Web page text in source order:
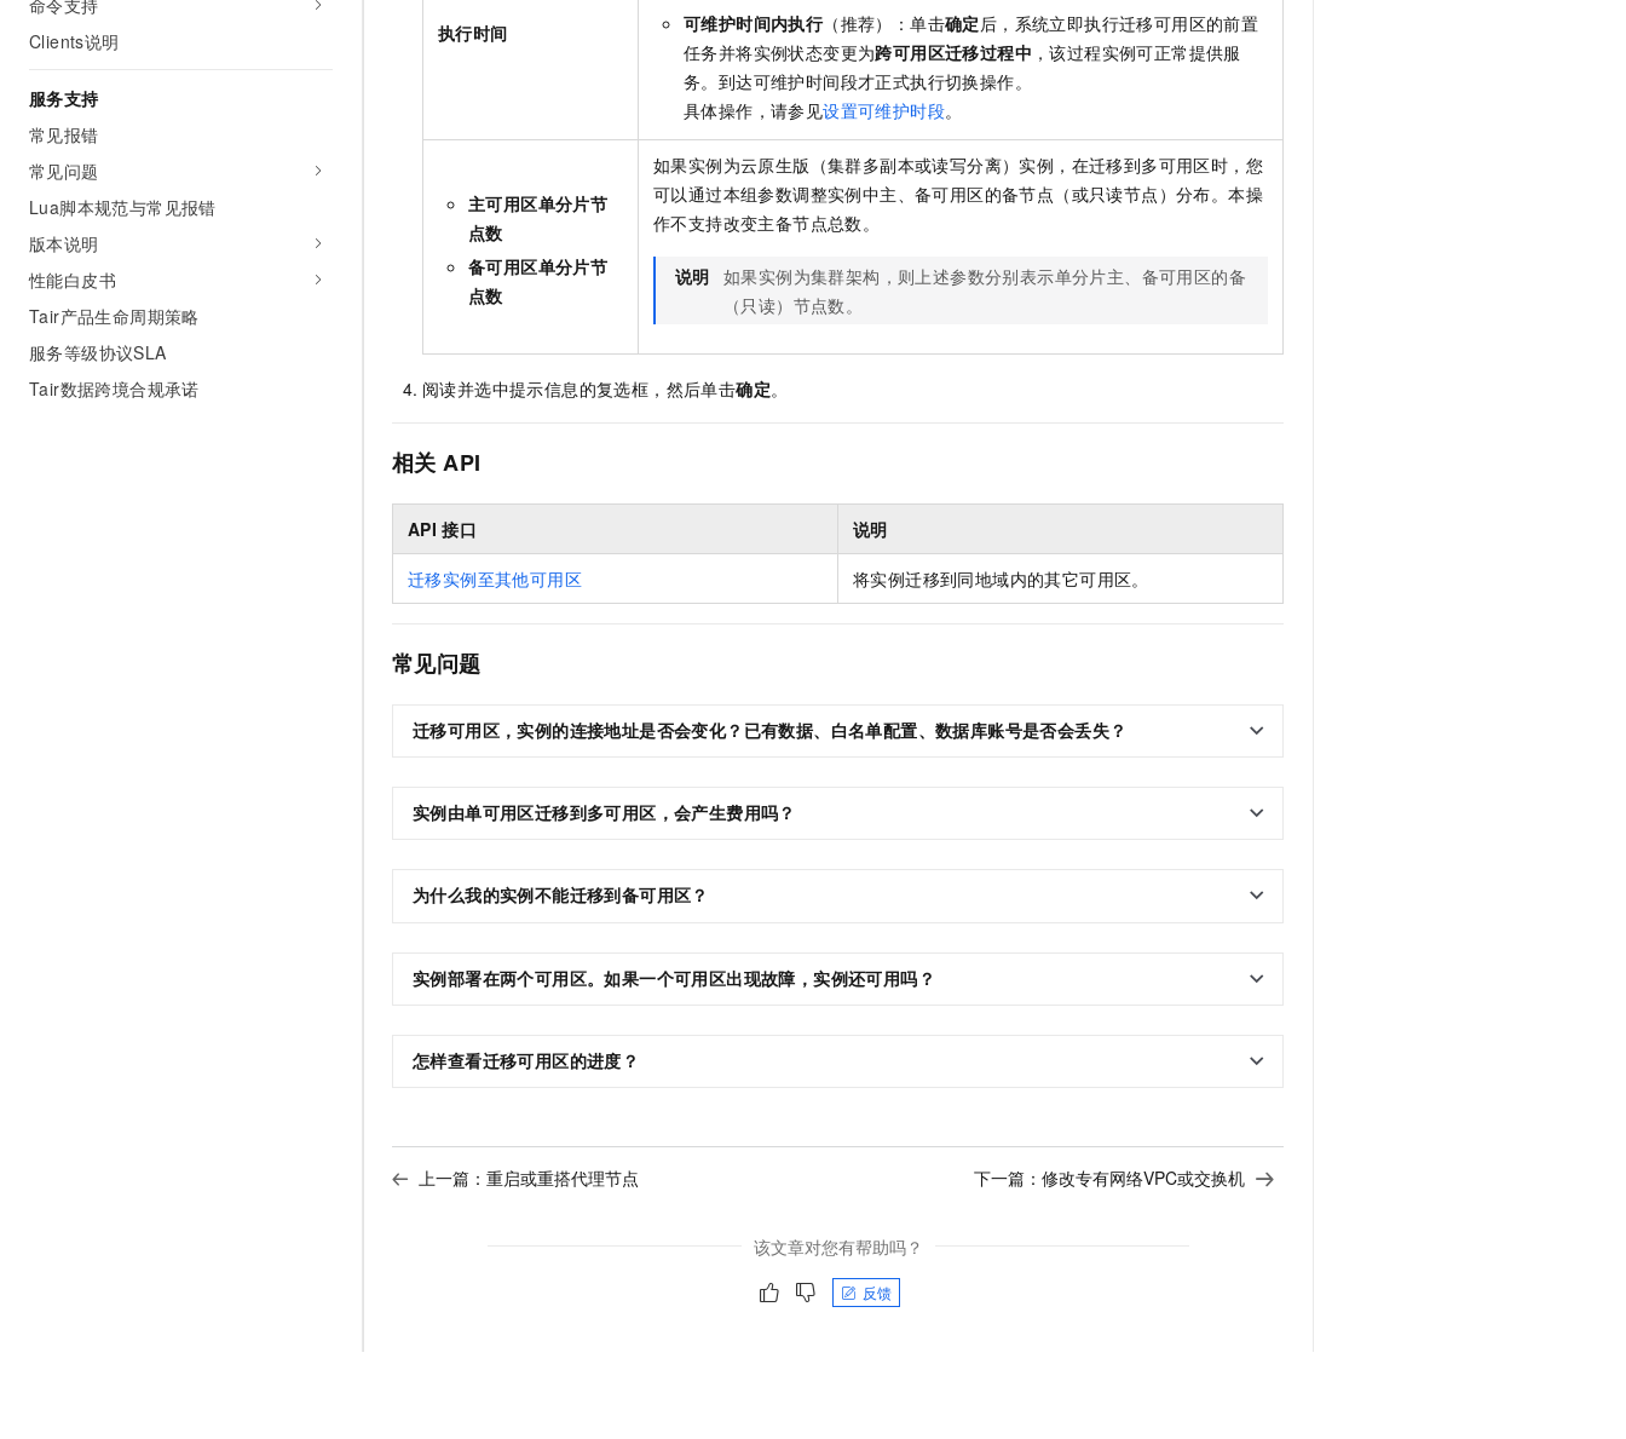
命令支持
Clients说明
服务支持
常见报错
常见问题
Lua脚本规范与常见报错
版本说明
性能白皮书
Tair产品生命周期策略
服务等级协议SLA
Tair数据跨境合规承诺
执行时间
可维护时间内执行（推荐）：单击确定 后，系统立即执行迁移可用区的前置
任务并将实例状态变更为跨可用区迁移过程中 ，该过程实例可正常提供服
务。到达可维护时间段才正式执行切换操作。
具体操作，请参见设置可维护时段。
主可用区单分片节
点数
备可用区单分片节
点数
如果实例为云原生版（集群多副本或读写分离）实例，在迁移到多可用区时，您
可以通过本组参数调整实例中主、备可用区的备节点（或只读节点）分布。本操
作不支持改变主备节点总数。
说明 如果实例为集群架构，则上述参数分别表示单分片主、备可用区的备
（只读）节点数。
阅读并选中提示信息的复选框，然后单击确定。
相关 API
API 接口 说明
迁移实例至其他可用区 将实例迁移到同地域内的其它可用区。
常见问题
迁移可用区，实例的连接地址是否会变化？已有数据、白名单配置、数据库账号是否会丢失？
实例由单可用区迁移到多可用区，会产生费用吗？
为什么我的实例不能迁移到备可用区？
实例部署在两个可用区。如果一个可用区出现故障，实例还可用吗？
怎样查看迁移可用区的进度？
上一篇： 重启或重搭代理节点 下一篇： 修改专有网络VPC或交换机
该文章对您有帮助吗？
反馈